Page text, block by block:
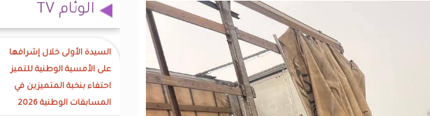
الوئام TV
السيدة الأولى خلال إشرافها
على الأمسية الوطنية للتميز
احتفاء بنخبة المتميزين في
المسابقات الوطنية 2026